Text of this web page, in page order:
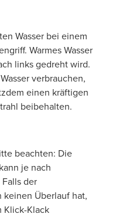
Wasser bei einem
Warmes Wasser
links gedreht wird.
verbrauchen,
einen kräftigen
beibehalten.
beachten: Die
je nach
der
keinen Überlauf hat,
Klick-Klack